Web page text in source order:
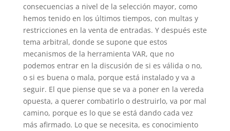
consecuencias a nivel de la selección mayor, como
hemos tenido en los últimos tiempos, con multas y
restricciones en la venta de entradas. Y después este
tema arbitral, donde se supone que estos
mecanismos de la herramienta VAR, que no
podemos entrar en la discusión de si es válida o no,
o si es buena o mala, porque está instalado y va a
seguir. El que piense que se va a poner en la vereda
opuesta, a querer combatirlo o destruirlo, va por mal
camino, porque es lo que se está dando cada vez
más afirmado. Lo que se necesita, es conocimiento